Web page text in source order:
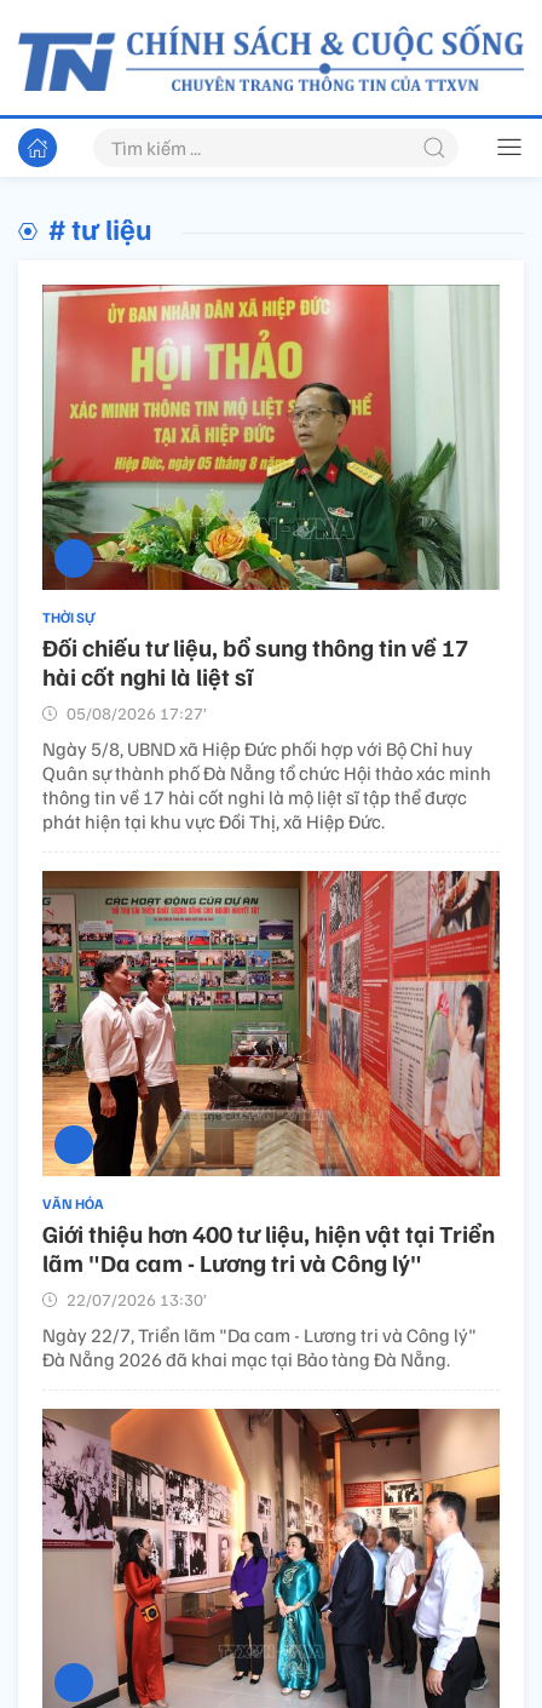
# tư liệu
THỜI SỰ
Đối chiếu tư liệu, bổ sung thông tin về 17
hài cốt nghi là liệt sĩ
05/08/2026 17:27’
Ngày 5/8, UBND xã Hiệp Đức phối hợp với Bộ Chỉ huy
Quân sự thành phố Đà Nẵng tổ chức Hội thảo xác minh
thông tin về 17 hài cốt nghi là mộ liệt sĩ tập thể được
phát hiện tại khu vực Đồi Thị, xã Hiệp Đức.
VĂN HÓA
Giới thiệu hơn 400 tư liệu, hiện vật tại Triển
lãm "Da cam - Lương tri và Công lý"
22/07/2026 13:30’
Ngày 22/7, Triển lãm "Da cam - Lương tri và Công lý"
Đà Nẵng 2026 đã khai mạc tại Bảo tàng Đà Nẵng.